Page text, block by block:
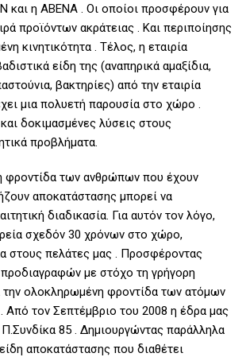
και η ABENA . Οι οποίοι προσφέρουν για
προϊόντων ακράτειας . Και περιποίησης
κινητικότητα . Τέλος, η εταιρία
είδη της (αναπηρικά αμαξίδια,
βακτηρίες) από την εταιρία
μια πολυετή παρουσία στο χώρο .
δοκιμασμένες λύσεις στους
προβλήματα.
φροντίδα των ανθρώπων που έχουν
αποκατάστασης μπορεί να
διαδικασία. Για αυτόν τον λόγο,
σχεδόν 30 χρόνων στο χώρο,
στους πελάτες μας . Προσφέροντας
με στόχο τη γρήγορη
την ολοκληρωμένη φροντίδα των ατόμων
Από τον Σεπτέμβριο του 2008 η έδρα μας
85 . Δημιουργώντας παράλληλα
αποκατάστασης που διαθέτει